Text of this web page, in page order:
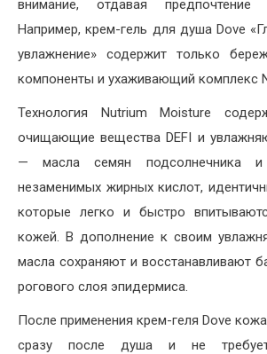
внимание, отдавая
Например, крем-гель для душа Dove
увлажнение» содержит только
компоненты и ухаживающий комплекс
Технология Nutrium Moisture
очищающие вещества DEFI и
— масла семян подсолнечника и
незаменимых жирных кислот,
которые легко и быстро
кожей. В дополнение к своим
масла сохраняют и восстанавливают
рогового слоя эпидермиса.
После применения крем-геля Dove
сразу после душа и не требует